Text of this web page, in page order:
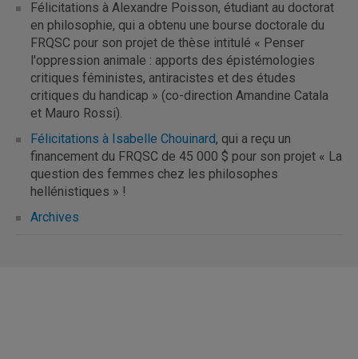
Félicitations à Alexandre Poisson, étudiant au doctorat
en philosophie, qui a obtenu une bourse doctorale du
FRQSC pour son projet de thèse intitulé « Penser
l'oppression animale : apports des épistémologies
critiques féministes, antiracistes et des études
critiques du handicap » (co-direction Amandine Catala
et Mauro Rossi).
Félicitations à Isabelle Chouinard, qui a reçu un
financement du FRQSC de 45 000 $ pour son projet « La
question des femmes chez les philosophes
hellénistiques » !
Archives